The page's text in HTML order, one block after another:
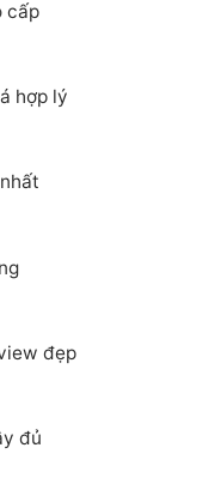
cấp
hợp lý
đẹp
đủ